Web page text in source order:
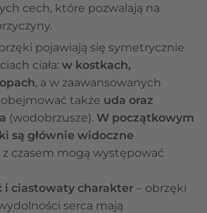
cech, które pozwalają na
pojawiają się symetrycznie
ciała: w kostkach,
, a w zaawansowanych
także uda oraz
(wodobrzusze). W początkowym
są głównie widoczne
z czasem mogą występować
i ciastowaty charakter – obrzęki
serca mają